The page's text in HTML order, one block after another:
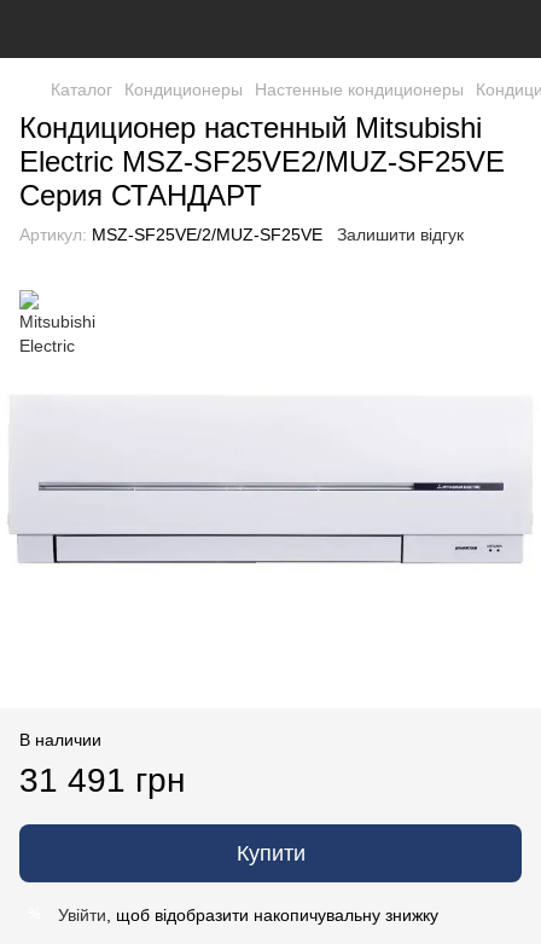
Каталог Кондиционеры Настенные кондиционеры
Кондиционер настенный Mitsubishi
Electric MSZ-SF25VE2/MUZ-SF25VE
Серия СТАНДАРТ
Артикул: MSZ-SF25VE/2/MUZ-SF25VE Залишити відгук
В наличии
31 491 грн
Купити
Увійти , щоб відобразити накопичувальну знижку